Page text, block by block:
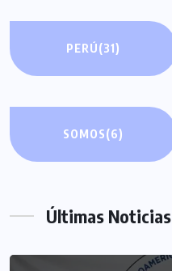
PERÚ(31)
SOMOS(6)
Últimas Noticias